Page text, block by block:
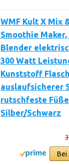
WMF Kult X Mix
Smoothie
Blender
300 Watt
Kunststoff
auslaufsicherer
rutschfeste
Silber/Schwarz
Bei